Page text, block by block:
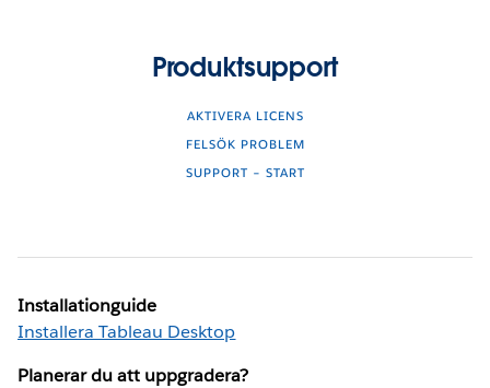
Produktsupport
AKTIVERA LICENS
FELSÖK PROBLEM
SUPPORT – START
Installationguide
Installera Tableau Desktop
Planerar du att uppgradera?